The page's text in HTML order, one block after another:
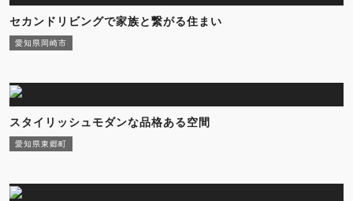
セカンドリビングで家族と繋がる住まい
愛知県岡崎市
スタイリッシュモダンな品格ある空間
愛知県東郷町